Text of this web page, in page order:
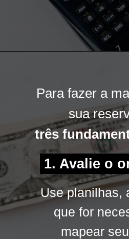
Para fazer a
três
Para fazer a
sua
três
1. Avalie o
1. Avalie o
Use planilhas,
que for
mapear
Use planilhas,
que for
mapear